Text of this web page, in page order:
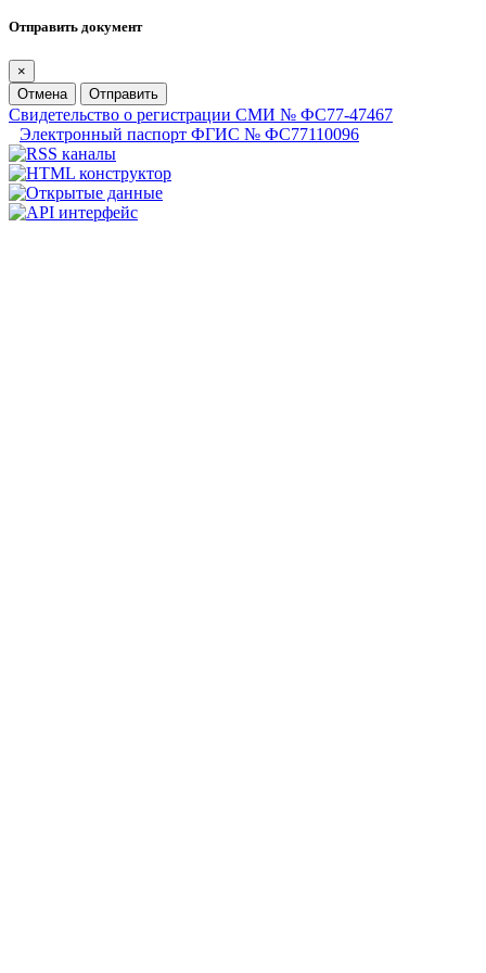
Отправить документ
×
Отмена
Отправить
Свидетельство о регистрации СМИ № ФС77-47467
Электронный паспорт ФГИС № ФС77110096